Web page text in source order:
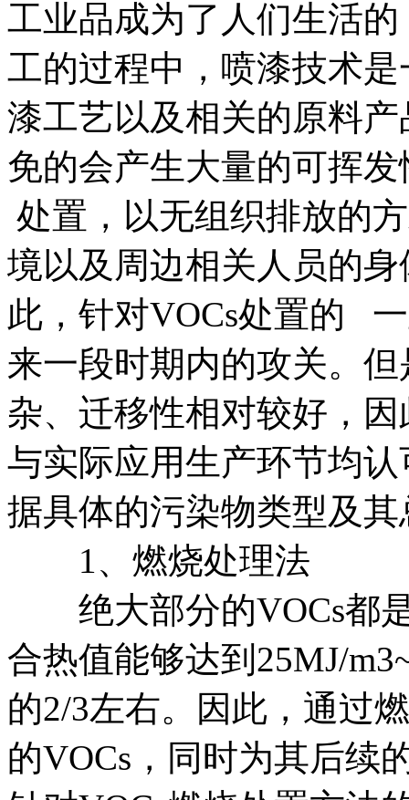
工业品成为了人们生活
工的过程中，喷漆技术
漆工艺以及相关的原料
免的会产生大量的可挥
处置，以无组织排放的
境以及周边相关人员的
此，针对VOCs处置的
来一段时期内的攻关。
杂、迁移性相对较好，
与实际应用生产环节均
据具体的污染物类型及
1、燃烧处理法
绝大部分的VOCs都是
合热值能够达到25MJ/
的2/3左右。因此，通过
的VOCs，同时为其后续